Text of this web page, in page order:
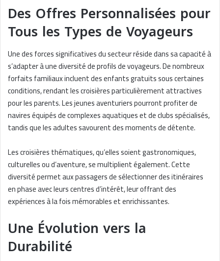
Des Offres Personnalisées pour
Tous les Types de Voyageurs
Une des forces significatives du secteur réside dans sa capacité à
s’adapter à une diversité de profils de voyageurs. De nombreux
forfaits familiaux incluent des enfants gratuits sous certaines
conditions, rendant les croisières particulièrement attractives
pour les parents. Les jeunes aventuriers pourront profiter de
navires équipés de complexes aquatiques et de clubs spécialisés,
tandis que les adultes savourent des moments de détente.
Les croisières thématiques, qu’elles soient gastronomiques,
culturelles ou d’aventure, se multiplient également. Cette
diversité permet aux passagers de sélectionner des itinéraires
en phase avec leurs centres d’intérêt, leur offrant des
expériences à la fois mémorables et enrichissantes.
Une Évolution vers la
Durabilité